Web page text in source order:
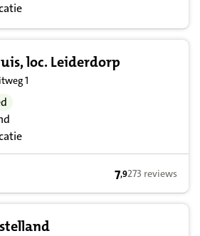
loc. Leiderdorp
1
7,9 op basis van
7,9273 reviews